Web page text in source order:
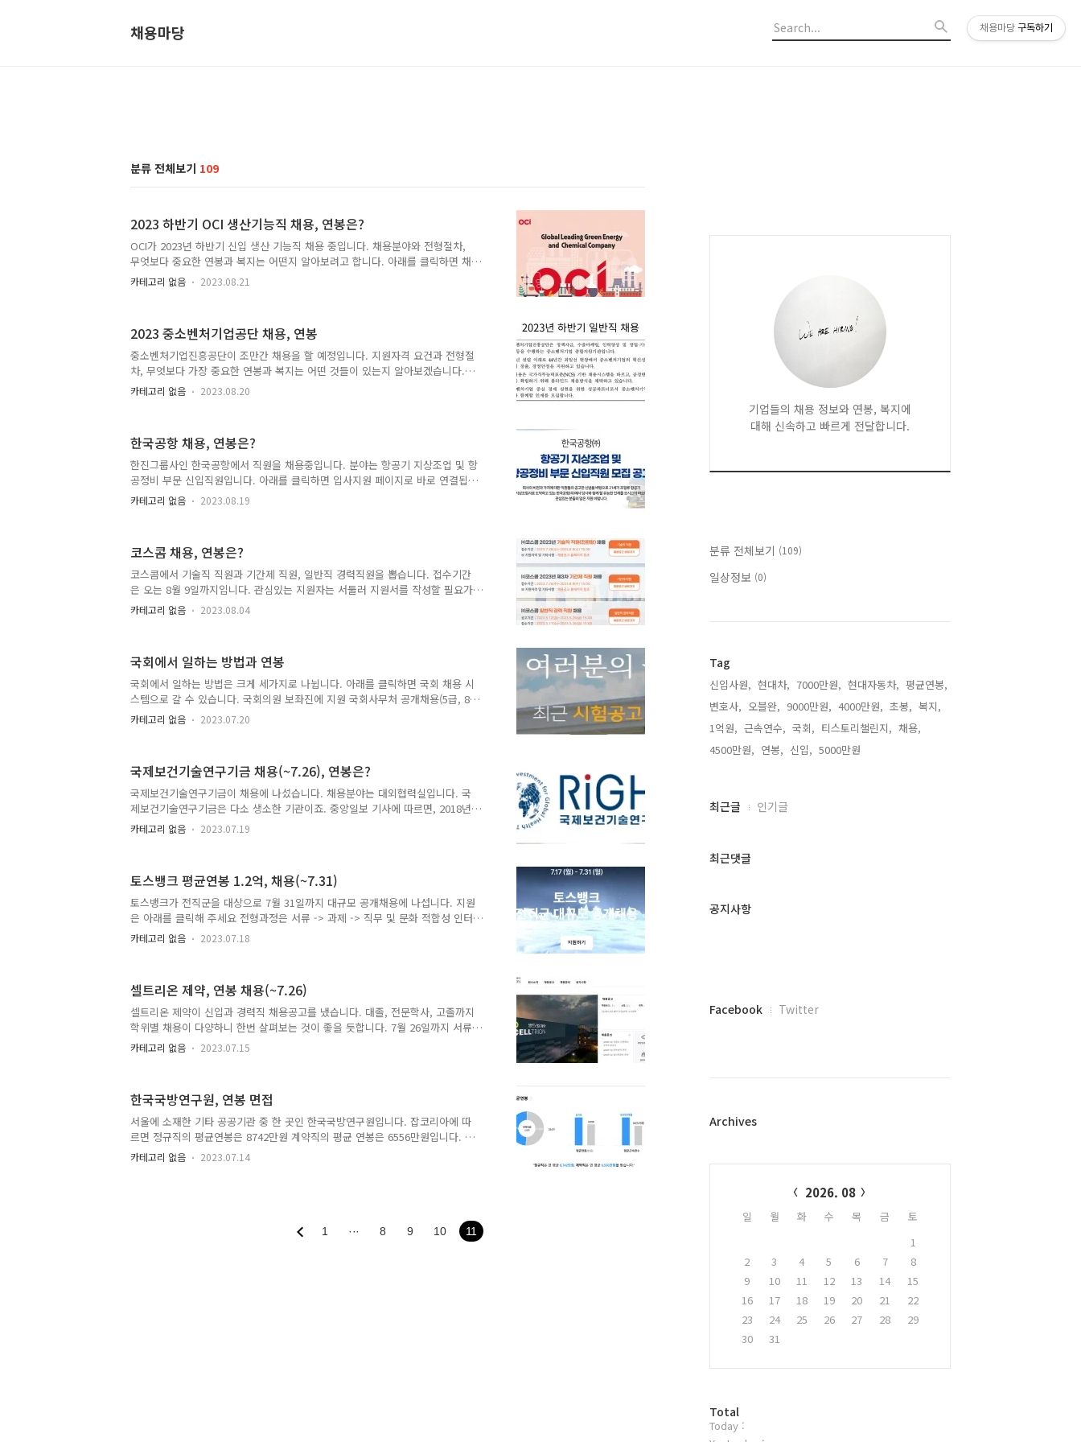
채용마당
분류 전체보기 109
2023 하반기 OCI 생산기능직 채용, 연봉은?
OCI가 2023년 하반기 신입 생산 기능직 채용 중입니다. 채용분야와 전형절차,
무엇보다 중요한 연봉과 복지는 어떤지 알아보려고 합니다. 아래를 클릭하면 채
용 사이트로 이동이 됩니다. 채용분야는 생산과 정비 채용분야는 생산과 정비입
니다. 생산 분야는 생산 및 공정관리, 제품 포장 및 저장탱크 관리, 설비의 효율
능사 등 자격장 소지자가 우대됩니다. 정비 분야는 설비 진단 및 점검, 설비 유
지 보수, 환경안전 유지, 유해화학물질 법규 준수 등의 업무를 수행합니다. 이에
기계관련 전공자, 설비 예방 및 진단 기초지식 보유자가 우대됩니다. 근무지 유
의할 필..
카테고리 없음 2023.08.21
2023 중소벤처기업공단 채용, 연봉
중소벤처기업진흥공단이 조만간 채용을 할 예정입니다. 지원자격 요건과 전형절
차, 무엇보다 가장 중요한 연봉과 복지는 어떤 것들이 있는지 알아보겠습니다.
아래를 클릭 하면 채용 홈페이지로 연결됩니다. 중소벤처기업공단이란? 모집분
야는 행정과 기술 모집분야는 크게 행정과 기술분야로 나뉩니다. 행정에서는 기
에서 3명을 모집합니다. 수습기간은 5개월입니다. 서류 및 1,2차 면접 전형 전형
은 8월 21일부터 9월4일(오후 5시)까지 온라인 홈페이지에서 접수를 받습니다.
서류전형은 9월 15일 발표됩니다. 서류전형에서는 교육이수, 자격증, 어학성적
과..
카테고리 없음 2023.08.20
한국공항 채용, 연봉은?
한진그룹사인 한국공항에서 직원을 채용중입니다. 분야는 항공기 지상조업 및 항
공정비 부문 신입직원입니다. 아래를 클릭하면 입사지원 페이지로 바로 연결됩니
다. 모집분야 이번 채용의 모집분야는 항공기 지상조업과 항공기 운항정비 및 객
실정비입니다. 항공기 지상조업은 고졸 이상, 공항 출입증 발급에 결격사유가 없
네요. 세전으로 월 350만원입니다. 항공기 운항정비 및 객실정비는 전문대졸업
이상이고, 항공종사자 자격증명(비행기 항공정비사), 운전면허 1종 이상, 남성은
병역필이어야 합니다. 항공기 기종한정자격이 있으면 우대됩니다. 역시 1~2년의
인턴기간을 ..
카테고리 없음 2023.08.19
코스콤 채용, 연봉은?
코스콤에서 기술직 직원과 기간제 직원, 일반직 경력직원을 뽑습니다. 접수기간
은 오는 8월 9일까지입니다. 관심있는 지원자는 서둘러 지원서를 작성할 필요가
있어 보입니다. 기술직은 여의도센터와 안양센터에서 사람을 뽑습니다. 여의도센
터는 전산실/기반시설 운영(순환)으로 24시간 365일 운영입니다. 아마도 교대직
조치 - 도급 및 유지보수 업체 관리 등의 역할을 맡게 됩니다. 기간제 직원은 노
무ㆍ임직원 복지제도 관련 업무 운영관리 및 행정처리0명총무ㆍ사내 행사 기획/
관리 및 소모품 관리 ㆍ문서 및 지출결의서 처리 0명 RDS시스템ㆍ주식/파생시
장 R..
카테고리 없음 2023.08.04
국회에서 일하는 방법과 연봉
국회에서 일하는 방법은 크게 세가지로 나뉩니다. 아래를 클릭하면 국회 채용 시
스템으로 갈 수 있습니다. 국회의원 보좌진에 지원 국회사무처 공개채용(5급, 8
급) 임기제 공무원 채용 국회의원 보좌진 지원은 간단합니다. 300명의 국회의원
실은 각자 필요에 따라서 채용공고를 내게 됩니다. 이는 국회사무처 채용과 별도
명), 5급 선임비서관(2명), 6,7,8,9급 비서관(각 1명) 등 총 8명에 인턴 비서관 2
명, 입법보조원 2명 등을 둘 수 있습니다. 이 중 공무원 신분은 4~9급 보좌진들
입니다. 연봉은 4급 보좌관 약 8000만원 5급 선임비서관 약 70..
카테고리 없음 2023.07.20
국제보건기술연구기금 채용(~7.26), 연봉은?
국제보건기술연구기금이 채용에 나섰습니다. 채용분야는 대외협력실입니다. 국
제보건기술연구기금은 다소 생소한 기관이죠. 중앙일보 기사에 따르면, 2018년
설립된 기금은 보건복지부와 빌&멜린다 게이츠 재단, 국내 9개 제약사가 공동
출연한 기관이네요. 여기를 클릭 하시면 기사 원문으로 이동됩니다. 국제보건기
의 감염병 분야 보건 형평성 증진을 위한 백신과 치료제, 진단기기 제품 연구 개
발을 지원한다. 공동 출연한 국내 기업은 SK바이오사이언스, LG화학, GC녹십
자, 종근당, 제넥신, KT, 에스디바이오센서, 유바이오로직스, 바이오니아이다. 공
고를 보니 지난해..
카테고리 없음 2023.07.19
토스뱅크 평균연봉 1.2억, 채용(~7.31)
토스뱅크가 전직군을 대상으로 7월 31일까지 대규모 공개채용에 나섭니다. 지원
은 아래를 클릭해 주세요 전형과정은 서류 -> 과제 -> 직무 및 문화 적합성 인터
뷰 -> 레퍼런스 체크 -> 처우협의 순으로 진행이 됩니다. 조선비즈 기사 일부를
발췌한 것입니다. 위를 클릭하시면 기사 원문을 볼 수 있습니다. 기사에 따르면,
데이터, 리스크, 디자인, 컴플라이언스, 인프라&시큐리티, 커스터머, 스탭 등입니
다. 상세직군으로는 엔지니어링이 많네요. 아무래도 기존에 없던 은행을 만들다
보니 보다 편한 온라인 서비스 제공을 위해 개발자들이 대규모로 필요하기 때..
카테고리 없음 2023.07.18
셀트리온 제약, 연봉 채용(~7.26)
셀트리온 제약이 신입과 경력직 채용공고를 냈습니다. 대졸, 전문학사, 고졸까지
학위별 채용이 다양하니 한번 살펴보는 것이 좋을 듯합니다. 7월 26일까지 서류
접수를 받고, 채용분야는 학사학위자와 전문/고졸로 나뉘네요. 먼저 학사학위자
입니다. 회계팀장(경력), 유관경력 12년 이상 회계 신입, 학사 학위 이상 경영지
바이오생산(신입/경력) 교대근무 가능자 포장(신입/경력) 학사 학위 이상 설비지
원(신입) 학사학위 이상 운영지원(신입) 학사학위(산업공학, 경영학, 화학, 생명공
학 관련 전공자) 약사(신입/경력) 약사면허 소지자 전문/ 고졸자입니다. 고..
카테고리 없음 2023.07.15
한국국방연구원, 연봉 면접
서울에 소재한 기타 공공기관 중 한 곳인 한국국방연구원입니다. 잡코리아에 따
르면 정규직의 평균연봉은 8742만원 계약직의 평균 연봉은 6556만원입니다. 구
체적인 것은 더 알아봐야겠지만, 기관의 특성때문에 나타난 연봉갭으로 보입니
다. 블라인드에 어떤 현직자분이 쓴 글을 보면 한국국방연구원의 정규직과 (무
으로 구성돼 있더군요. 연구직은 주로 박사급들이 연구원으로 들어오는 경우입니
다. 결국 정규직에는 연구원들이 다수 포함돼 있어 연봉이 높고, 계약직에는 무
카테고리 없음 2023.07.14
1 ··· 8 9 10 11
기업들의 채용 정보와 연봉, 복지에
대해 신속하고 빠르게 전달합니다.
분류 전체보기 (109)
일상정보 (0)
Tag
신입사원, 현대차, 7000만원, 현대자동차, 평균연봉,
변호사, 오블완, 9000만원, 4000만원, 초봉, 복지,
1억원, 근속연수, 국회, 티스토리챌린지, 채용,
4500만원, 연봉, 신입, 5000만원,
최
과
글
최근글 인기글
최근댓글
공지사항
페
플
Facebook Twitter
Archives
2026. 08
일 월 화 수 목 금
토
1
2
3 4 5 6 7
8
9
10 11 12 13 14
15
16
17 18 19 20 21
22
23
24 25 26 27 28
29
30
31
방
문
Total
Today :
채용마당 구독하기